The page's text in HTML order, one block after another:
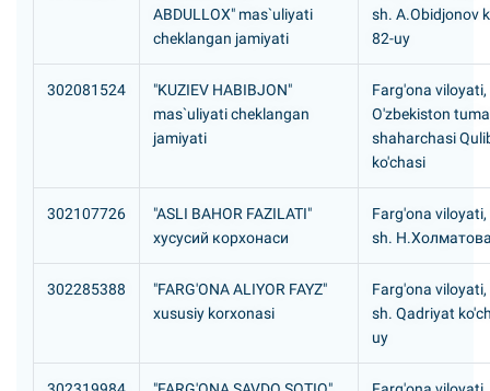
ABDULLOX" mas`uliyati
cheklangan jamiyati
sh. A.Obidjonov
82-uy
302081524
"KUZIEV HABIBJON"
mas`uliyati cheklangan
jamiyati
Farg'ona viloyati,
O'zbekiston
shaharchasi
ko'chasi
302107726
"ASLI BAHOR FAZILATI"
хусусий корхонаси
Farg'ona
sh.
302285388
"FARG'ONA ALIYOR FAYZ"
xususiy korxonasi
Farg'ona
sh. Qadriyat
uy